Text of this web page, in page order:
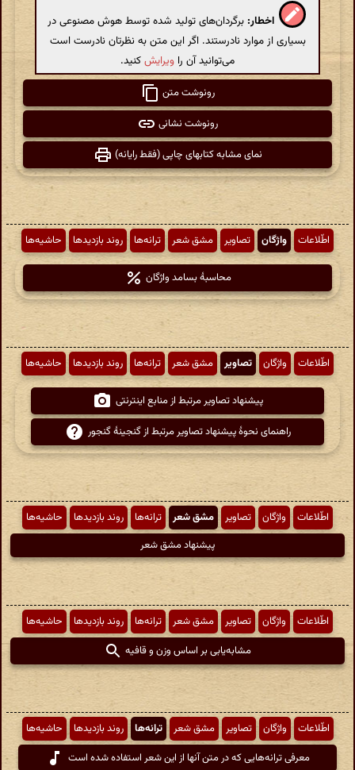
اخطار: برگردان‌های تولید شده توسط هوش مصنوعی در
بسیاری از موارد نادرستند. اگر این متن به نظرتان نادرست است
می‌توانید آن را ویرایشکنید.
رونوشت متن
رونوشت نشانی
نمای مشابه کتابهای چاپی (فقط رایانه)
اطّلاعات واژگان تصاویر مشق شعر ترانه‌ها روند بازدیدها حاشیه‌ها
محاسبهٔ بسامد واژگان
اطّلاعات واژگان تصاویر مشق شعر ترانه‌ها روند بازدیدها حاشیه‌ها
پیشنهاد تصاویر مرتبط از منابع اینترنتی
راهنمای نحوهٔ پیشنهاد تصاویر مرتبط از گنجینهٔ گنجور
اطّلاعات واژگان تصاویر مشق شعر ترانه‌ها روند بازدیدها
حاشیه‌ها
پیشنهاد مشق شعر
اطّلاعات واژگان تصاویر مشق شعر ترانه‌ها روند بازدیدها
حاشیه‌ها
مشابه‌یابی بر اساس وزن و قافیه
اطّلاعات واژگان تصاویر مشق شعر ترانه‌ها روند بازدیدها
حاشیه‌ها
معرفی ترانه‌هایی که در متن آنها از این شعر استفاده شده است